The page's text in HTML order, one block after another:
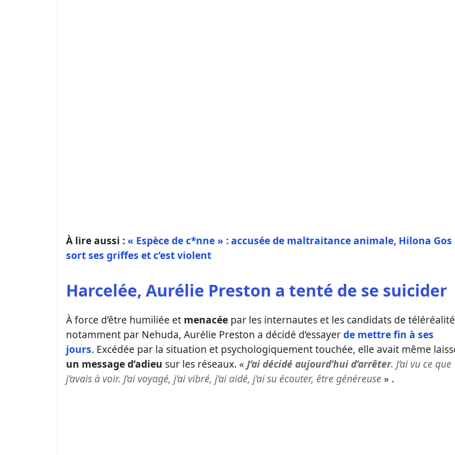
À lire aussi :« Espèce de c*nne » : accusée de maltraitance animale, Hilona Gos
sort ses griffes et c’est violent
Harcelée, Aurélie Preston a tenté de se suicider
À force d’être humiliée et menacée par les internautes et les candidats de
notamment par Nehuda, Aurélie Preston a décidé d’essayerde mettre fin à ses
jours. Excédée par la situation et psychologiquement touchée, elle avait même
un message d’adieu sur les réseaux. « J’ai décidé aujourd’hui d’arrêter. J’ai vu ce que
j’avais à voir. J’ai voyagé, j’ai vibré, j’ai aidé, j’ai su écouter, être généreuse » .